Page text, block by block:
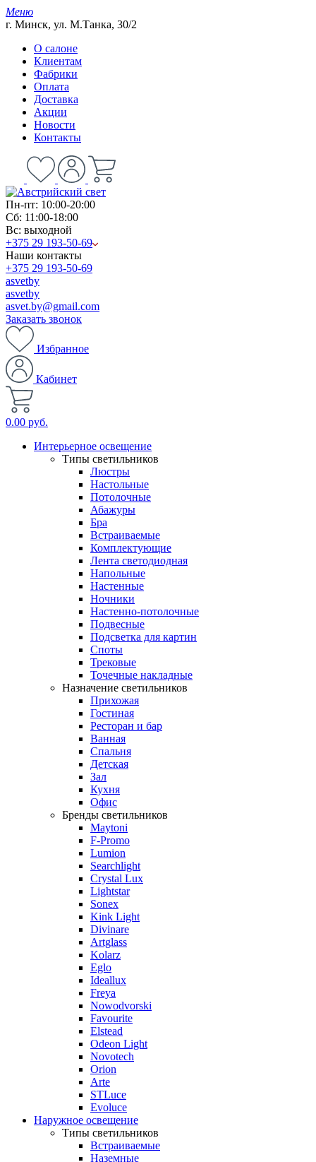
Меню
г. Минск, ул. М.Танка, 30/2
О салоне
Клиентам
Фабрики
Оплата
Доставка
Акции
Новости
Контакты
Пн-пт: 10:00-20:00
Сб: 11:00-18:00
Вс: выходной
+375 29 193-50-69
Наши контакты
+375 29 193-50-69
asvetby
asvetby
asvet.by@gmail.com
Заказать звонок
Избранное
Кабинет
0.00 руб.
Интерьерное освещение
Типы светильников
Люстры
Настольные
Потолочные
Абажуры
Бра
Встраиваемые
Комплектующие
Лента светодиодная
Напольные
Настенные
Ночники
Настенно-потолочные
Подвесные
Подсветка для картин
Споты
Трековые
Точечные накладные
Назначение светильников
Прихожая
Гостиная
Ресторан и бар
Ванная
Спальня
Детская
Зал
Кухня
Офис
Бренды светильников
Maytoni
F-Promo
Lumion
Searchlight
Crystal Lux
Lightstar
Sonex
Kink Light
Divinare
Artglass
Kolarz
Eglo
Ideallux
Freya
Nowodvorski
Favourite
Elstead
Odeon Light
Novotech
Orion
Arte
STLuce
Evoluce
Наружное освещение
Типы светильников
Встраиваемые
Наземные